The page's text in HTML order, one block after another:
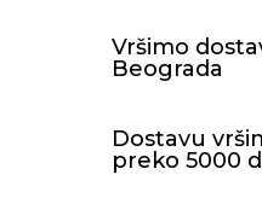
Vršimo
Beograda
Dostavu
preko 5000